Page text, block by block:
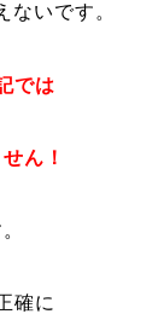
ないです。
では
ん！
確に